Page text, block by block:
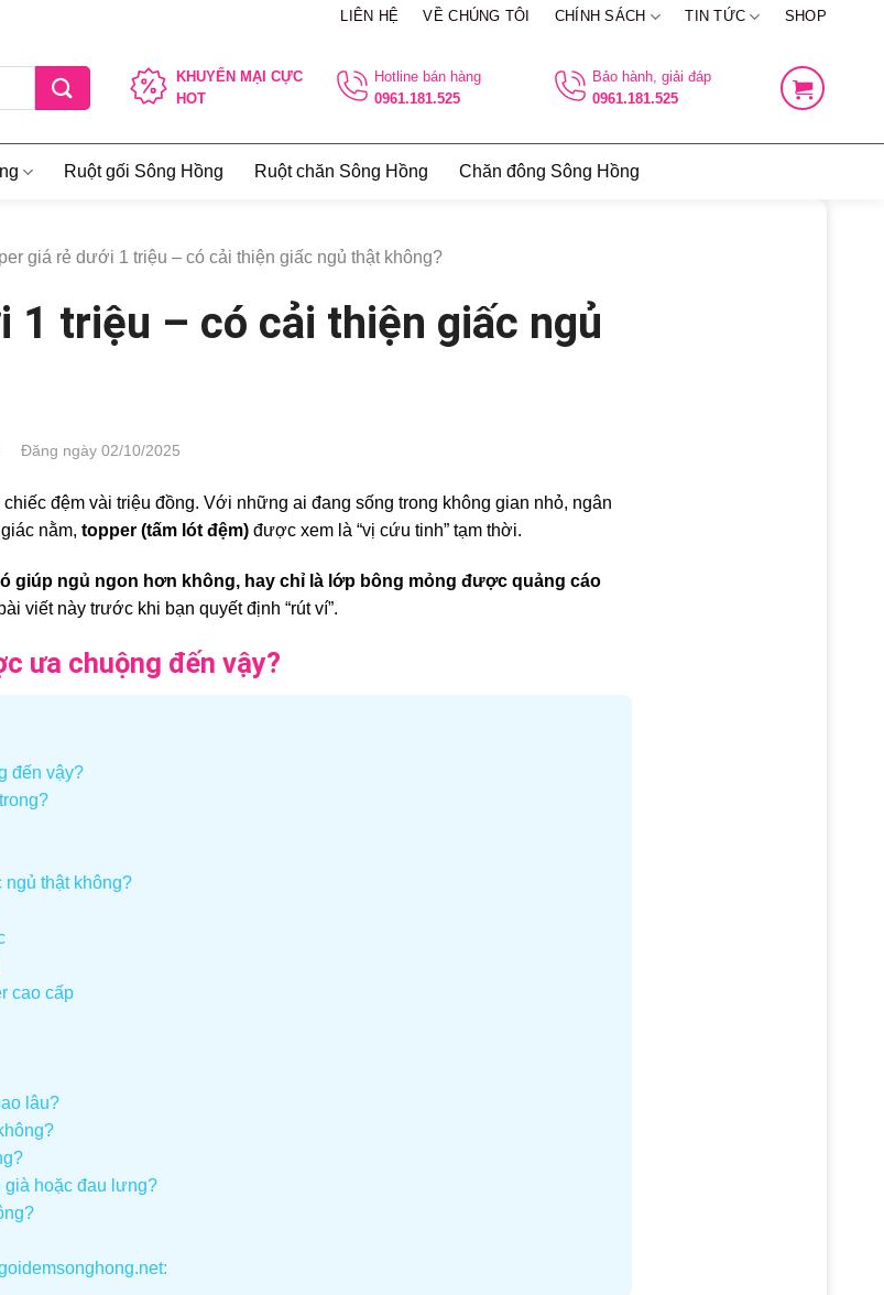
LIÊN HỆ VỀ CHÚNG TÔI CHÍNH SÁCH TIN TỨC SHOP
KHUYẾN MẠI CỰC
HOT
Hotline bán hàng
0961.181.525
Bảo hành, giải đáp
0961.181.525
Ruột gối Sông Hồng Ruột chăn Sông Hồng Chăn đông Sông Hồng
giá rẻ dưới 1 triệu – có cải thiện giấc ngủ thật không?
1 triệu – có cải thiện giấc ngủ
Đăng ngày 02/10/2025
đệm vài triệu đồng. Với những ai đang sống trong không gian nhỏ, ngân
nằm, topper (tấm lót đệm) được xem là “vị cứu tinh” tạm thời.
giúp ngủ ngon hơn không, hay chỉ là lớp bông mỏng được quảng cáo
viết này trước khi bạn quyết định “rút ví”.
ưa chuộng đến vậy?
đến vậy?
ngủ thật không?
cao cấp
lâu?
hoặc đau lưng?